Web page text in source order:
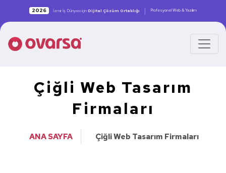
2026 İzmir İş Dünyası için Dijital Çözüm Ortaklığı | Profesyonel Web & Yazılım
Çiğli Web Tasarım
Firmaları
ANA SAYFA Çiğli Web Tasarım Firmaları